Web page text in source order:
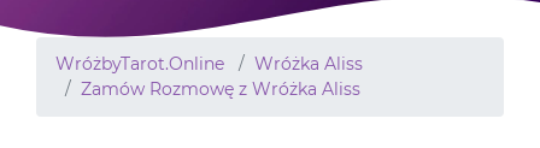
WróżbyTarot.Online
Wróżka Aliss
Zamów Rozmowę z Wróżka Aliss